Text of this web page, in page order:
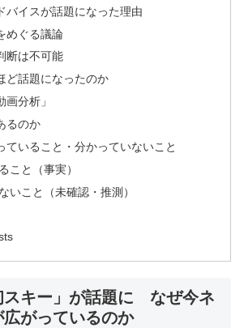
バイスが話題になった理由
めぐる議論
断は不可能
ど話題になったのか
分析」
るのか
ていること・分かっていないこと
こと（事実）
いこと（未確認・推測）
スキー」が話題に なぜ今ネ
広がっているのか